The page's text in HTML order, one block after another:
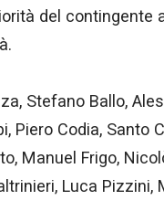
del contingente
Stefano Ballo,
Piero Codia, Santo
Manuel Frigo,
Luca Pizzini,